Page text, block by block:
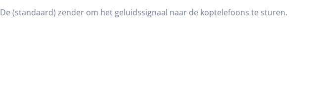
De (standaard) zender om het geluidssignaal naar de koptelefoons te sturen.